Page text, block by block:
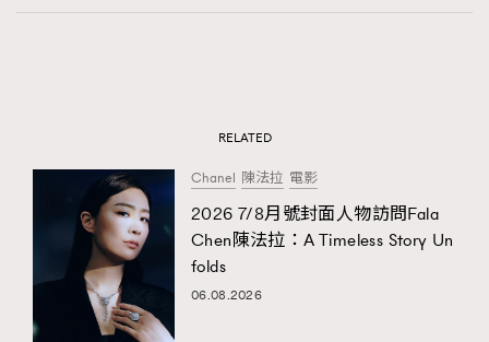
RELATED
Chanel 陳法拉 電影
2026 7/8月號封面人物訪問Fala
Chen陳法拉：A Timeless Story Un
folds
06.08.2026